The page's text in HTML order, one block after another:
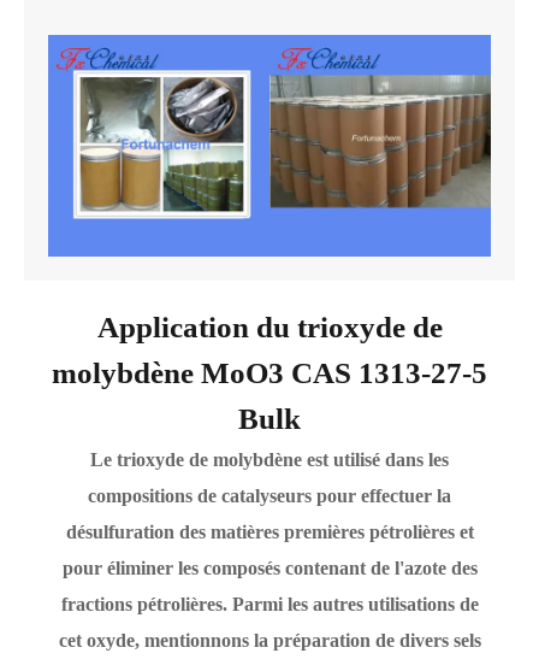
Application du trioxyde de
molybdène MoO3 CAS 1313-27-5
Bulk
Le trioxyde de molybdène est utilisé dans les
compositions de catalyseurs pour effectuer la
désulfuration des matières premières pétrolières et
pour éliminer les composés contenant de l'azote des
fractions pétrolières. Parmi les autres utilisations de
cet oxyde, mentionnons la préparation de divers sels